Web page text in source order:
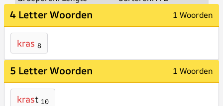
4 Letter Woorden 1 Woorden
kras 8
5 Letter Woorden 1 Woorden
krast 10